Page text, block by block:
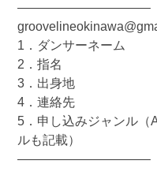
——————————–
1．ダンサーネーム
2．指名
3．出身地
4．連絡先
5．申し込みジャンル（
ルも記載）
——————————–